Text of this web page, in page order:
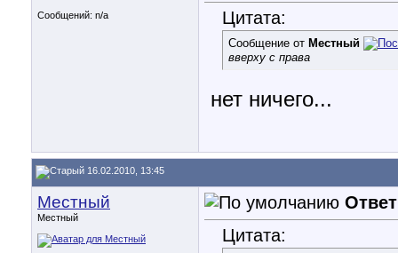
Сообщений: n/a
Цитата:
Сообщение от Местный
вверху с права
нет ничего...
16.02.2010, 13:45
Местный
Местный
Цитата: